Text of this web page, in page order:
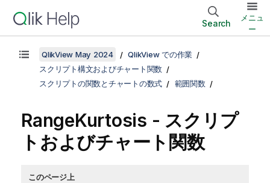
Search
メニュ
ー
QlikView May 2024
QlikView での作業
スクリプト構文およびチャート関数
スクリプトの関数とチャートの数式
範囲関数
RangeKurtosis - スクリプ
トおよびチャート関数
このページ上